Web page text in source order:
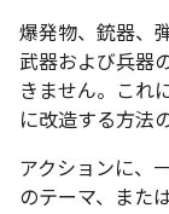
爆発物、銃器、
武器および兵器
きません。これ
に改造する方法
アクションに、
のテーマ、また